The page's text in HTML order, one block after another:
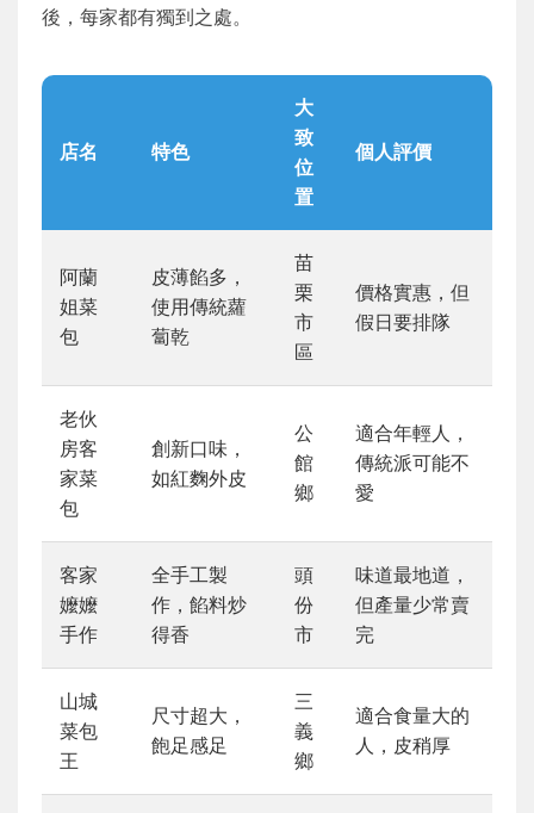
後，每家都有獨到之處。
店名 特色
大
致
位
置
個人評價
阿蘭
姐菜
包
皮薄餡多，
使用傳統蘿
蔔乾
苗
栗
市
區
價格實惠，但
假日要排隊
老伙
房客
家菜
包
創新口味，
如紅麴外皮
公
館
鄉
適合年輕人，
傳統派可能不
愛
客家
嬤嬤
手作
全手工製
作，餡料炒
得香
頭
份
市
味道最地道，
但產量少常賣
完
山城
菜包
王
尺寸超大，
飽足感足
三
義
鄉
適合食量大的
人，皮稍厚